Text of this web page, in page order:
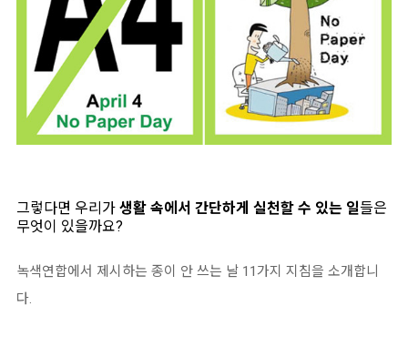
그렇다면 우리가 생활 속에서 간단하게 실천할 수 있는 일들은
무엇이 있을까요?
녹색연합에서 제시하는 종이 안 쓰는 날 11가지 지침을 소개합니
다.